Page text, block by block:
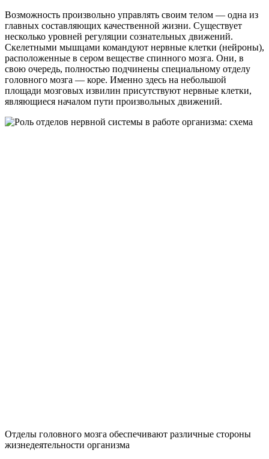
Возможность произвольно управлять своим телом — одна из
главных составляющих качественной жизни. Существует
несколько уровней регуляции сознательных движений.
Скелетными мышцами командуют нервные клетки (нейроны),
расположенные в сером веществе спинного мозга. Они, в
свою очередь, полностью подчинены специальному отделу
головного мозга — коре. Именно здесь на небольшой
площади мозговых извилин присутствуют нервные клетки,
являющиеся началом пути произвольных движений.
Отделы головного мозга обеспечивают различные стороны
жизнедеятельности организма